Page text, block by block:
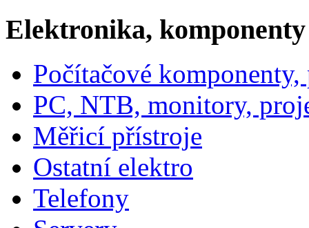
Elektronika, komponenty
Počítačové
PC, NTB, monitory,
Měřicí přístroje
Ostatní elektro
Telefony